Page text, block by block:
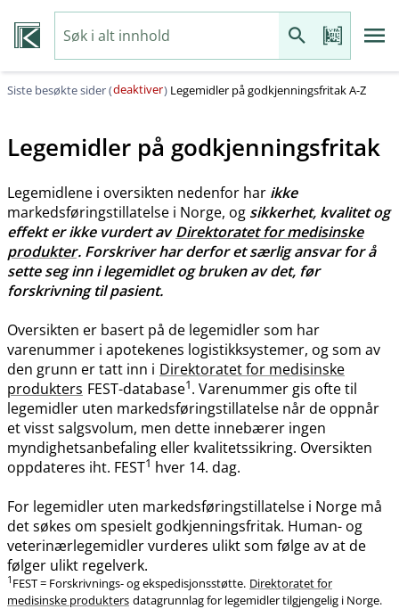
Siste besøkte sider (deaktiver) Legemidler på godkjenningsfritak A-Z
Legemidler på godkjenningsfritak
Legemidlene i oversikten nedenfor har ikke
markedsføringstillatelse i Norge, og sikkerhet, kvalitet og
effekt er ikke vurdert avDirektoratet for medisinske
produkter. Forskriver har derfor et særlig ansvar for å
sette seg inn i legemidlet og bruken av det, før
forskrivning til pasient.
Oversikten er basert på de legemidler som har
varenummer i apotekenes logistikksystemer, og som av
den grunn er tatt inn i Direktoratet for medisinske
produkters FEST-database1. Varenummer gis ofte til
legemidler uten markedsføringstillatelse når de oppnår
et visst salgsvolum, men dette innebærer ingen
myndighetsanbefaling eller kvalitetssikring. Oversikten
oppdateres iht. FEST1 hver 14. dag.
For legemidler uten markedsføringstillatelse i Norge må
det søkes om spesielt godkjenningsfritak. Human- og
veterinærlegemidler vurderes ulikt som følge av at de
følger ulikt regelverk.
1 FEST = Forskrivnings- og ekspedisjonsstøtte. Direktoratet for
medisinske produkters datagrunnlag for legemidler tilgjengelig i Norge.